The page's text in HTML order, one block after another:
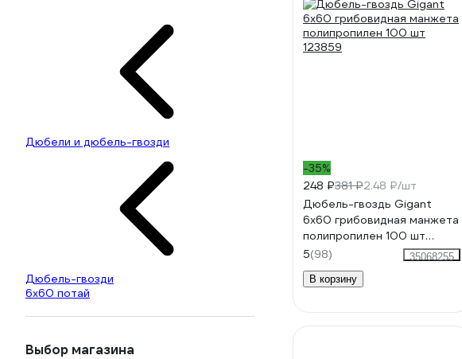
Дюбели и дюбель-гвозди
Дюбель-гвозди
6х60 потай
Выбор магазина
-35%
248 ₽381 ₽2.48 ₽/шт
Дюбель-гвоздь Gigant
6x60 грибовидная манжета
полипропилен 100 шт
123859
5(98)
35068255
В корзину